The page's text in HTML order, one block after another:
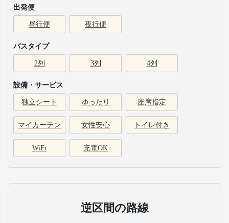
出発便
昼行便 夜行便
バスタイプ
2列 3列 4列
設備・サービス
独立シート ゆったり 座席指定
マイカーテン 女性安心 トイレ付き
WiFi 充電OK
逆区間の路線